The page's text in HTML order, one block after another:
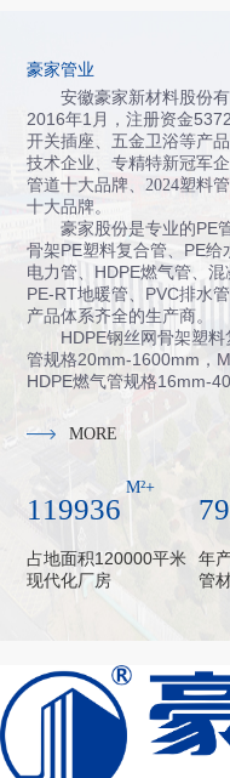
豪家管业
安徽豪家新材料股份
2016年1月，注册资金
开关插座、五金卫浴等产
技术企业、专精特新冠军
管道十大品牌
2024塑料
十大品牌 。
豪家股份是专业的PE
骨架PE塑料复合管、PE
电力管、HDPE燃气管、混
PE-RT地暖管、PVC排水
产品体系齐全的生产商。
HDPE钢丝网骨架塑
管规格20mm-1600mm，
HDPE燃气管规格16mm-
MORE
120000
M²+
占地面积120000平米
现代化厂房
年
管